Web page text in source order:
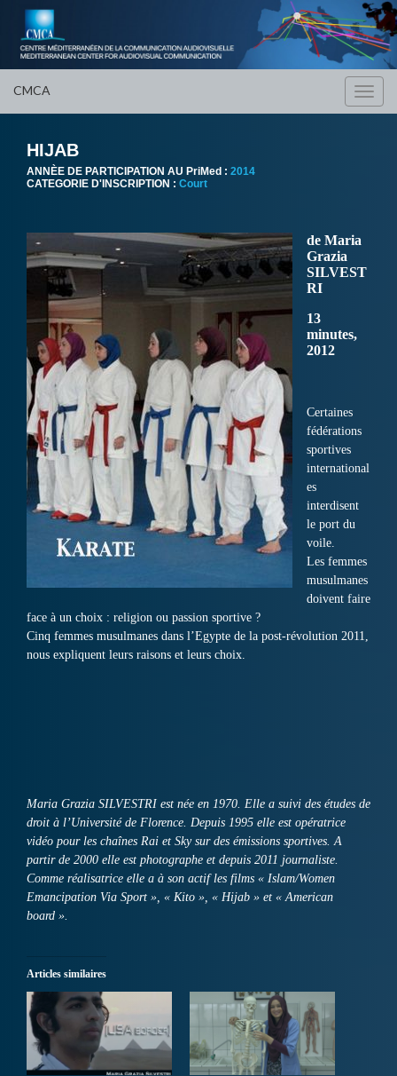
CMCA
HIJAB
ANNÈE DE PARTICIPATION AU PriMed : 2014
CATEGORIE D'INSCRIPTION : Court
de Maria
Grazia
SILVEST
RI
13
minutes,
2012
Certaines
fédérations
sportives
international
es
interdisent
le port du
voile.
Les femmes
musulmanes
doivent faire
face à un choix : religion ou passion sportive ?
Cinq femmes musulmanes dans l’Egypte de la post-révolution 2011,
nous expliquent leurs raisons et leurs choix.
Maria Grazia SILVESTRI est née en 1970. Elle a suivi des études de
droit à l’Université de Florence. Depuis 1995 elle est opératrice
vidéo pour les chaînes Rai et Sky sur des émissions sportives. A
partir de 2000 elle est photographe et depuis 2011 journaliste.
Comme réalisatrice elle a à son actif les films « Islam/Women
Emancipation Via Sport », « Kito », « Hijab » et « American
board ».
Articles similaires